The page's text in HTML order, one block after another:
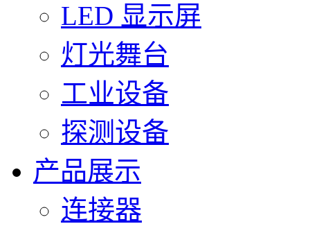
LED 显示屏
灯光舞台
工业设备
探测设备
产品展示
连接器